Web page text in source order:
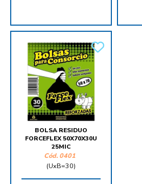
BOLSA RESIDUO
FORCEFLEX 50X70X30U
25MIC
Cód. 0401
(UxB=30)